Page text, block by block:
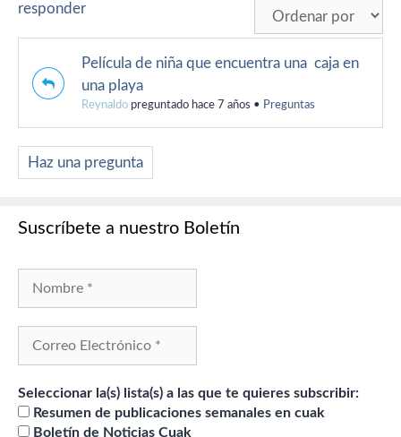
responder
Película de niña que encuentra una caja en
una playa
Reynaldo preguntado hace 7 años • Preguntas
Haz una pregunta
Suscríbete a nuestro Boletín
Seleccionar la(s) lista(s) a las que te quieres subscribir:
Resumen de publicaciones semanales en cuak
Boletín de Noticias Cuak